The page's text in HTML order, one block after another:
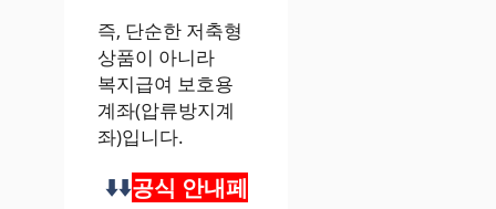
즉, 단순한 저축형
상품이 아니라
복지급여 보호용
계좌(압류방지계
좌)입니다.
⬇️⬇️공식 안내페